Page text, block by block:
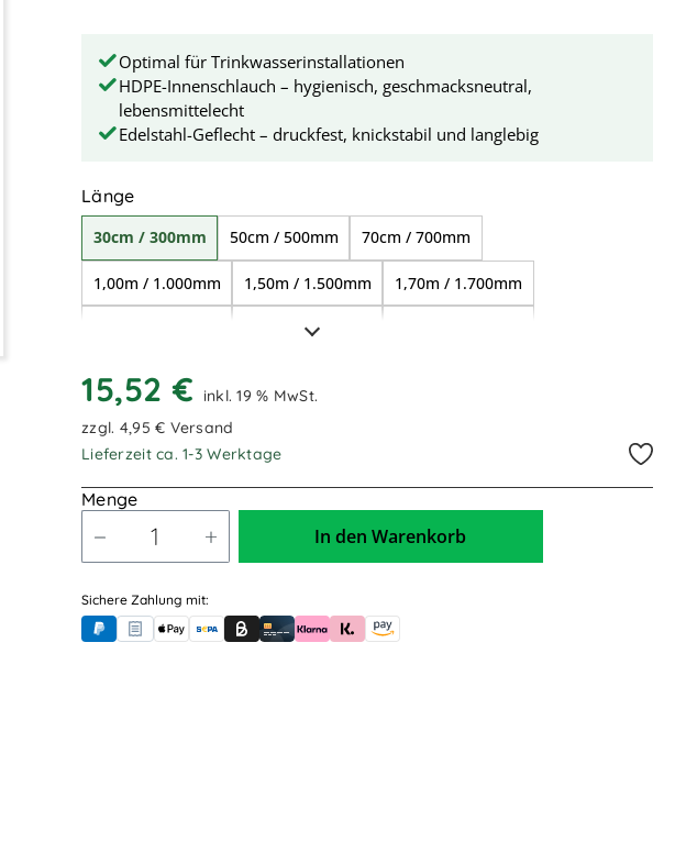
Optimal für Trinkwasserinstallationen
HDPE-Innenschlauch – hygienisch, geschmacksneutral,
lebensmittelecht
Edelstahl-Geflecht – druckfest, knickstabil und langlebig
Längeauswählen
30cm / 300mm 50cm / 500mm 70cm / 700mm
1,00m / 1.000mm 1,50m / 1.500mm 1,70m / 1.700mm
2,00m / 2.000mm
15,52 €
inkl. 19 % MwSt.
zzgl. 4,95 € Versand
Lieferzeit ca. 1-3 Werktage
Menge
In den Warenkorb
Sichere Zahlung mit:
PayPalRechnungskauf (für Behörden)
Apple PayBanküberweisung (vorab)
Rechnungskauf (Billie)
Kreditkarte
Rechnung oder Ratenkauf (Klarna)
Sofortüberweisung (Klarna)
Amazon Pay